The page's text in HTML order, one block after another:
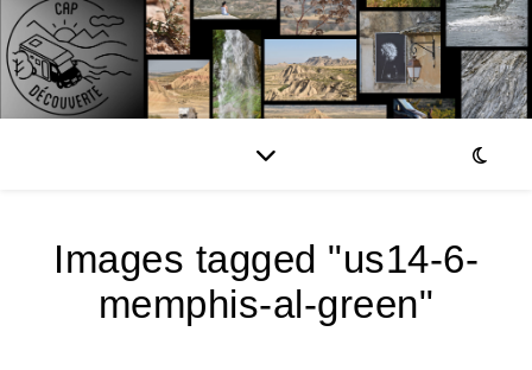
Images tagged "us14-6-
memphis-al-green"